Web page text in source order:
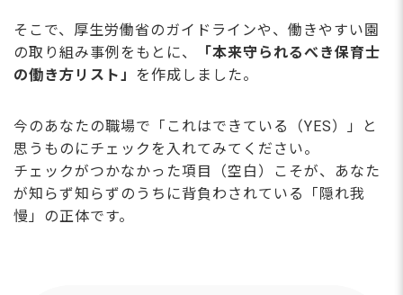
そこで、厚生労働省のガイドラインや、働きやすい園
の取り組み事例をもとに、
「本来守られるべき保育士
の働き方リスト」 を作成しました。
今のあなたの職場で「これはできている（YES）」と
思うものにチェックを入れてみてください。
チェックがつかなかった項目（空白）こそが、あなた
が知らず知らずのうちに背負わされている「隠れ我
慢」の正体です。